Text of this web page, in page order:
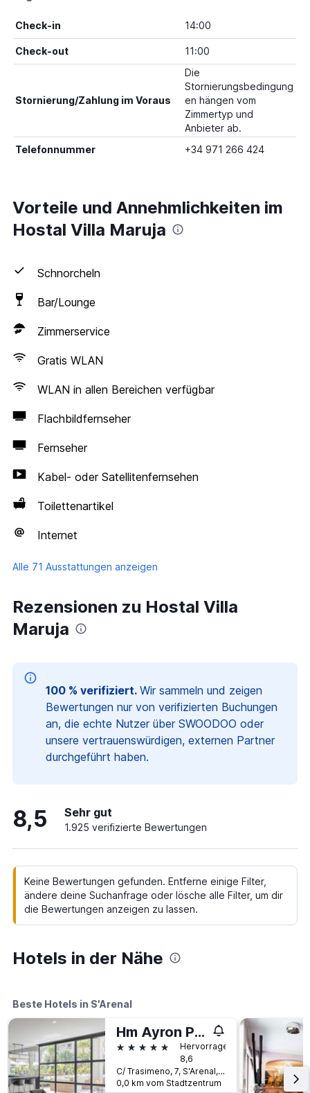
Check-in 14:00
Check-out 11:00
Stornierung/Zahlung im Voraus
Die
Stornierungsbedingung
en hängen vom
Zimmertyp und
Anbieter ab.
Telefonnummer
+34 971 266 424
Vorteile und Annehmlichkeiten im
Hostal Villa Maruja
Schnorcheln
Bar/Lounge
Zimmerservice
Gratis WLAN
WLAN in allen Bereichen verfügbar
Flachbildfernseher
Fernseher
Kabel- oder Satellitenfernsehen
Toilettenartikel
Internet
Alle 71 Ausstattungen anzeigen
Rezensionen zu Hostal Villa
Maruja
100 % verifiziert. Wir sammeln und zeigen
Bewertungen nur von verifizierten Buchungen
an, die echte Nutzer über SWOODOO oder
unsere vertrauenswürdigen, externen Partner
durchgeführt haben.
8,5 Sehr gut
1.925 verifizierte Bewertungen
Keine Bewertungen gefunden. Entferne einige Filter,
ändere deine Suchanfrage oder lösche alle Filter, um dir
die Bewertungen anzeigen zu lassen.
Hotels in der Nähe
Beste Hotels in S'Arenal
Hm Ayron Park - Adults Only
5 Sterne
Hervorragend
8,6
C/ Trasimeno, 7, S'Arenal, Mallorca, Spanien
0,0 km vom Stadtzentrum